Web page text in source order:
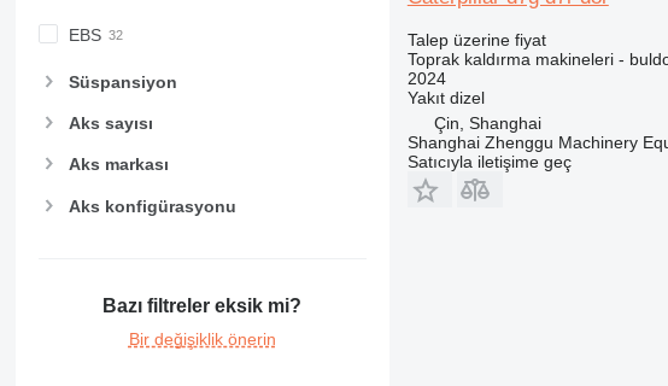
EBS
Süspansiyon
Aks sayısı
Aks markası
Aks konfigürasyonu
Bazı filtreler eksik mi?
Bir değişiklik önerin
Talep üzerine fiyat
Toprak kaldırma makineleri -
2024
Yakıt dizel
Çin, Shanghai
Shanghai Zhenggu Machinery
Satıcıyla iletişime geç